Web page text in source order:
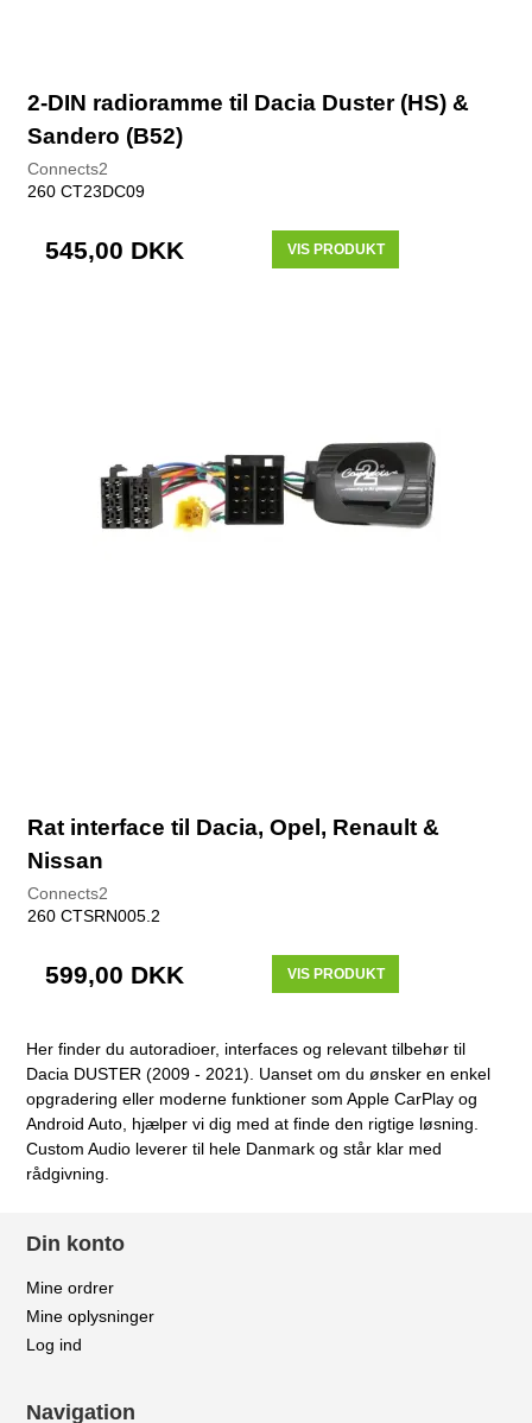
2-DIN radioramme til Dacia Duster (HS) &
Sandero (B52)
Connects2
260 CT23DC09
545,00 DKK VIS PRODUKT
Rat interface til Dacia, Opel, Renault &
Nissan
Connects2
260 CTSRN005.2
599,00 DKK VIS PRODUKT
Her finder du autoradioer, interfaces og relevant tilbehør til
Dacia DUSTER (2009 - 2021). Uanset om du ønsker en enkel
opgradering eller moderne funktioner som Apple CarPlay og
Android Auto, hjælper vi dig med at finde den rigtige løsning.
Custom Audio leverer til hele Danmark og står klar med
rådgivning.
Din konto
Mine ordrer
Mine oplysninger
Log ind
Navigation